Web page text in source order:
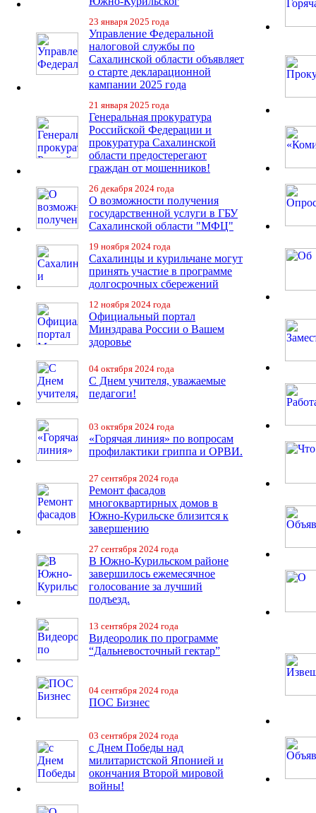
23 января 2025 года
Управление Федеральной
налоговой службы по
Сахалинской области объявляет
о старте декларационной
кампании 2025 года
21 января 2025 года
Генеральная прокуратура
Российской Федерации и
прокуратура Сахалинской
области предостерегают
граждан от мошенников!
26 декабря 2024 года
О возможности получения
государственной услуги в ГБУ
Сахалинской области "МФЦ"
19 ноября 2024 года
Сахалинцы и курильчане могут
принять участие в программе
долгосрочных сбережений
12 ноября 2024 года
Официальный портал
Минздрава России о Вашем
здоровье
04 октября 2024 года
С Днем учителя, уважаемые
педагоги!
03 октября 2024 года
«Горячая линия» по вопросам
профилактики гриппа и ОРВИ.
27 сентября 2024 года
Ремонт фасадов
многоквартирных домов в
Южно-Курильске близится к
завершению
27 сентября 2024 года
В Южно-Курильском районе
завершилось ежемесячное
голосование за лучший
подъезд.
13 сентября 2024 года
Видеоролик по программе
“Дальневосточный гектар”
04 сентября 2024 года
ПОС Бизнес
03 сентября 2024 года
с Днем Победы над
милитаристской Японией и
окончания Второй мировой
войны!